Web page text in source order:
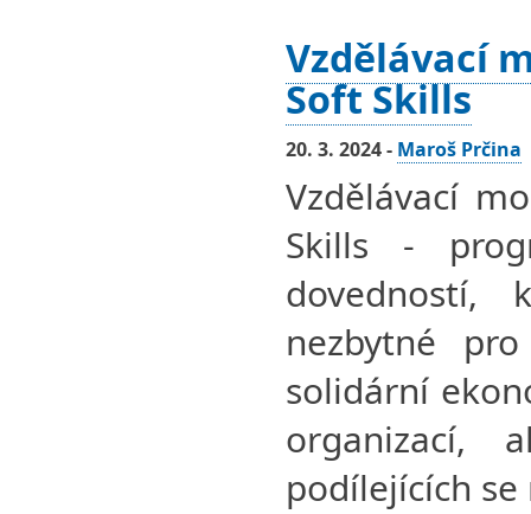
Vzdělávací
Soft Skills
20. 3. 2024 - Maroš Prčina
Vzdělávací
Skills -
dovedností,
nezbytné
solidární
organizací,
podílejících